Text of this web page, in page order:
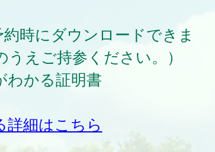
時にダウンロードできま
えご持参ください。）
かる証明書
詳細はこちら